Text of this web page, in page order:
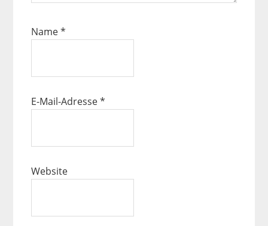
Name*
E-Mail-Adresse*
Website